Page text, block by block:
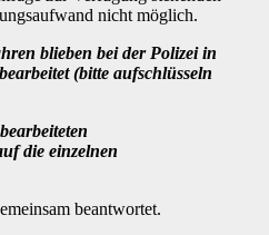
nicht möglich.
blieben bei der Polizei in
(bitte aufschlüsseln
die einzelnen
beantwortet.